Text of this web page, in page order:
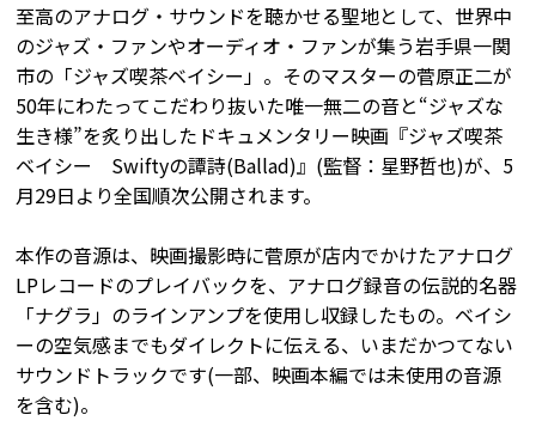
至高のアナログ・サウンドを聴かせる聖地として、世界中
のジャズ・ファンやオーディオ・ファンが集う岩手県一関
市の「ジャズ喫茶ベイシー」。そのマスターの菅原正二が
50年にわたってこだわり抜いた唯一無二の音と“ジャズな
生き様”を炙り出したドキュメンタリー映画『ジャズ喫茶
ベイシー Swiftyの譚詩(Ballad)』(監督：星野哲也)が、5
月29日より全国順次公開されます。
本作の音源は、映画撮影時に菅原が店内でかけたアナログ
LPレコードのプレイバックを、アナログ録音の伝説的名器
「ナグラ」のラインアンプを使用し収録したもの。ベイシ
ーの空気感までもダイレクトに伝える、いまだかつてない
サウンドトラックです(一部、映画本編では未使用の音源
を含む)。